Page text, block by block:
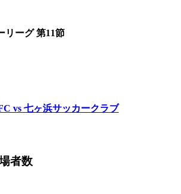
リーグ 第11節
vs 七ヶ浜サッカークラブ
者数